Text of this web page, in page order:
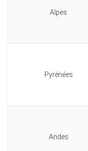
Alpes
Pyrénées
Andes